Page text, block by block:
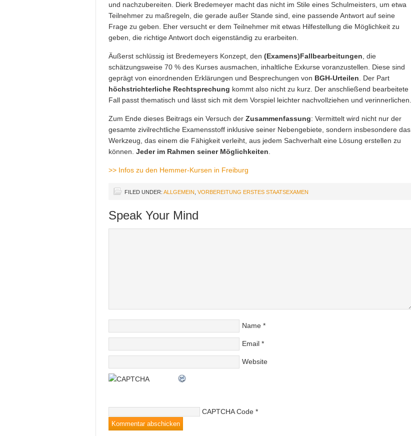
und nachzubereiten. Dierk Bredemeyer macht das nicht im Stile eines Schulmeisters, um etwa
Teilnehmer zu maßregeln, die gerade außer Stande sind, eine passende Antwort auf seine
Frage zu geben. Eher versucht er dem Teilnehmer mit etwas Hilfestellung die Möglichkeit zu
geben, die richtige Antwort doch eigenständig zu erarbeiten.
Äußerst schlüssig ist Bredemeyers Konzept, den (Examens)Fallbearbeitungen , die
schätzungsweise 70 % des Kurses ausmachen, inhaltliche Exkurse voranzustellen. Diese sind
geprägt von einordnenden Erklärungen und Besprechungen von BGH-Urteilen . Der Part
höchstrichterliche Rechtsprechung kommt also nicht zu kurz. Der anschließend bearbeitete
Fall passt thematisch und lässt sich mit dem Vorspiel leichter nachvollziehen und verinnerlichen.
Zum Ende dieses Beitrags ein Versuch der Zusammenfassung: Vermittelt wird nicht nur der
gesamte zivilrechtliche Examensstoff inklusive seiner Nebengebiete, sondern insbesondere das
Werkzeug, das einem die Fähigkeit verleiht, aus jedem Sachverhalt eine Lösung erstellen zu
können. Jeder im Rahmen seiner Möglichkeiten
>> Infos zu den Hemmer-Kursen in Freiburg
FILED UNDER: ALLGEMEIN VORBEREITUNG ERSTES STAATSEXAMEN
Speak Your Mind
Name *
Email *
Website
CAPTCHA Code *